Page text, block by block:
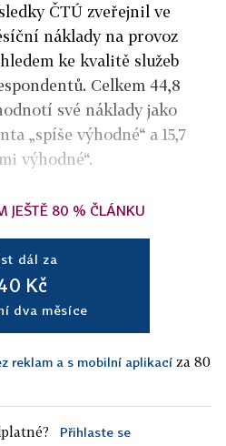
ČTÚ zveřejnil ve
náklady na provoz
ke kvalitě služeb
Celkem 44,8
své náklady jako
„spíše výhodné“ a 15,7
výhodné“.
JEŠTĚ 80 % ČLÁNKU
dál za
Kč
dva měsíce
reklam a s mobilní aplikací za 80
Přihlaste se